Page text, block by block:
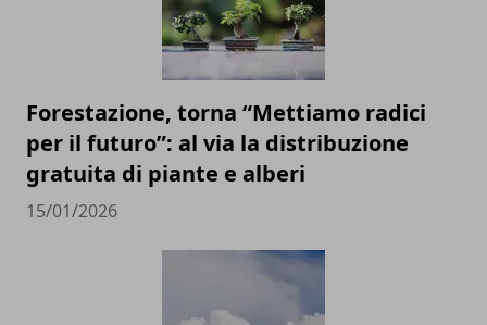
Forestazione, torna “Mettiamo radici
per il futuro”: al via la distribuzione
gratuita di piante e alberi
15/01/2026